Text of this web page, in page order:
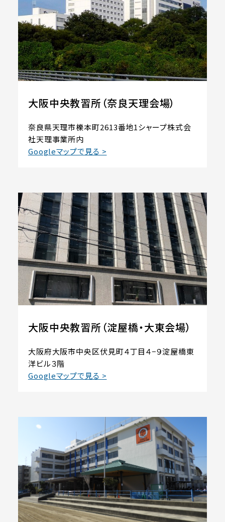
大阪中央教習所（奈良天理会場）
奈良県天理市櫟本町2613番地1シャープ株式会
社天理事業所内
Googleマップで見る >
大阪中央教習所（淀屋橋・大東会場）
大阪府大阪市中央区伏見町４丁目４−９淀屋橋東
洋ビル３階
Googleマップで見る >